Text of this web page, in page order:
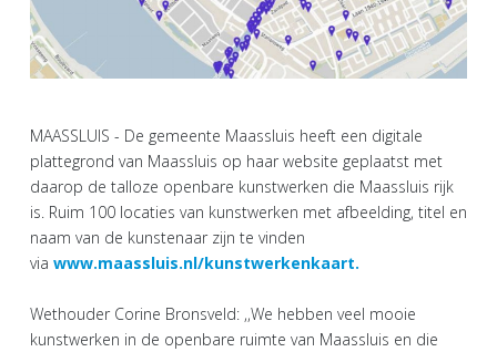
MAASSLUIS - De gemeente Maassluis heeft een digitale
plattegrond van Maassluis op haar website geplaatst met
daarop de talloze openbare kunstwerken die Maassluis rijk
is. Ruim 100 locaties van kunstwerken met afbeelding, titel en
naam van de kunstenaar zijn te vinden
via www.maassluis.nl/kunstwerkenkaart.
Wethouder Corine Bronsveld: ,,We hebben veel mooie
kunstwerken in de openbare ruimte van Maassluis en die